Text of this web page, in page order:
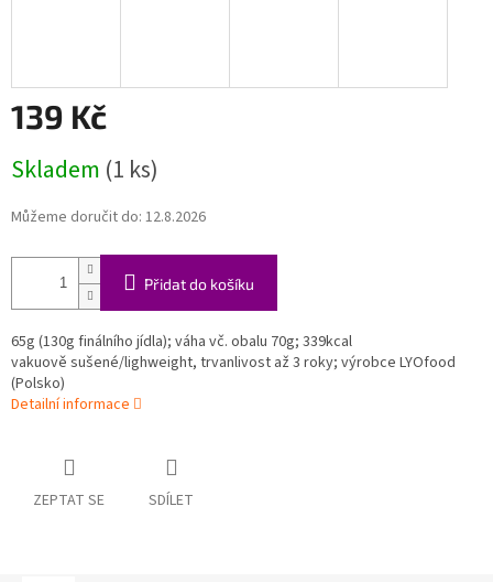
139 Kč
cena:
Skladem (1 ks)
Můžeme doručit do: 12.8.2026
Přidat do košíku
65g (130g finálního jídla); váha vč. obalu 70g; 339kcal
vakuově sušené/lighweight, trvanlivost až 3 roky; výrobce LYOfood
(Polsko)
Detailní informace
ZEPTAT SE SDÍLET